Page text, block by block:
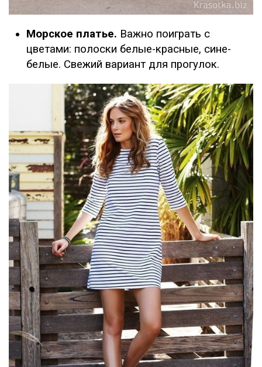
Морское платье. Важно поиграть с
цветами: полоски белые-красные, сине-
белые. Свежий вариант для прогулок.